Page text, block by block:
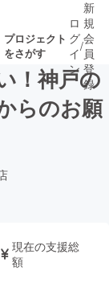
プロジェクト
をさがす
ロ
グ
イ
ン
/
新
規
会
員
登
録
！神戸の
らのお願
現在の支援総
額